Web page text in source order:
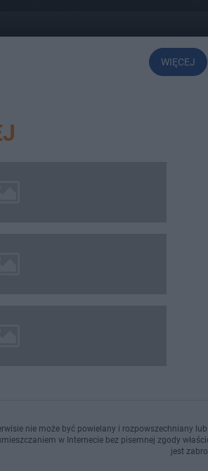
WIĘCEJ
nie może być powielany i rozpowszechniany
w Internecie bez pisemnej zgody
jest